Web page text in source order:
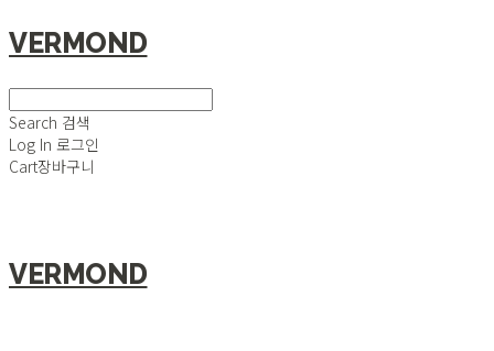
VERMOND
Search 검색
Log In 로그인
Cart장바구니
VERMOND